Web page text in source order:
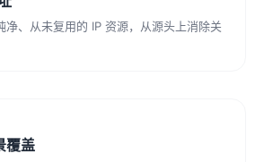
净、从未复用的 IP 资源，从源头上消除关
覆盖